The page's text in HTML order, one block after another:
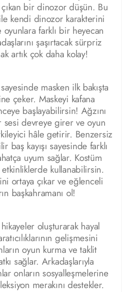
bir dinozor düşün. Bu
kendi dinozor karakterini
farklı bir heyecan
şaşırtacak sürpriz
artık çok daha kolay!
masken ilk bakışta
çeker. Maskeyi kafana
başlayabilirsin! Ağzını
sesi devreye girer ve oyun
hâle getirir. Benzersiz
baş kayışı sayesinde farklı
uyum sağlar. Kostüm
kullanabilirsin.
ortaya çıkar ve eğlenceli
başkahramanı ol!
oluşturarak hayal
gelişmesini
oyun kurma ve taklit
sağlar. Arkadaşlarıyla
onların sosyalleşmelerine
merakını destekler.